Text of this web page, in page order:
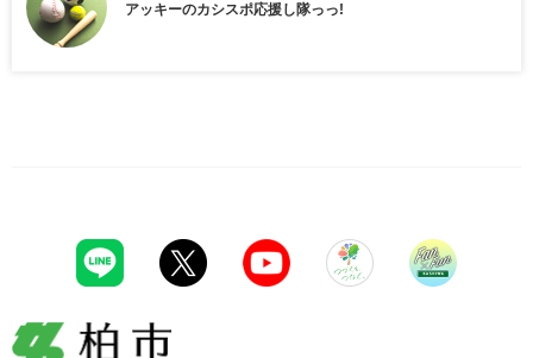
アッキーのカシスポ応援し隊っっ!
柏市